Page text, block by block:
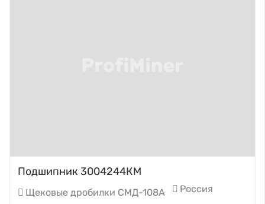
Подшипник 3004244КМ
Щековые дробилки СМД-108А Россия